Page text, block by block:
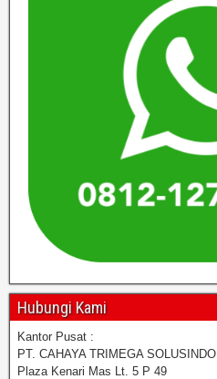
Hubungi Kami
Kantor Pusat :
PT. CAHAYA TRIMEGA SOLUSINDO
Plaza Kenari Mas Lt. 5 P 49